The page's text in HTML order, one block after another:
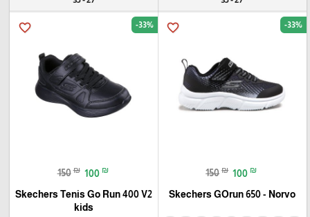
favorite_border -33%
150 ₪ 100 ₪
Skechers GOrun 650 - Norvo
favorite_border -33%
150 ₪ 100 ₪
Skechers Tenis Go Run 400 V2
kids